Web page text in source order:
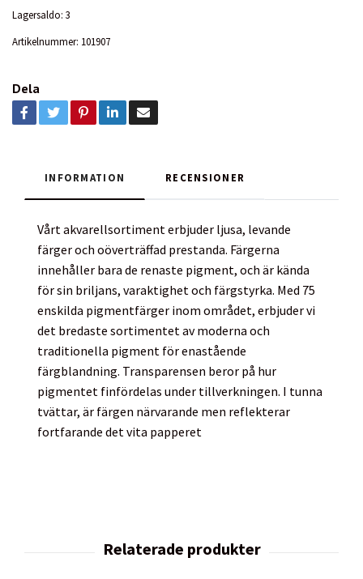
Lagersaldo: 3
Artikelnummer: 101907
Dela
INFORMATION RECENSIONER
Vårt akvarellsortiment erbjuder ljusa, levande
färger och oöverträffad prestanda. Färgerna
innehåller bara de renaste pigment, och är kända
för sin briljans, varaktighet och färgstyrka. Med 75
enskilda pigmentfärger inom området, erbjuder vi
det bredaste sortimentet av moderna och
traditionella pigment för enastående
färgblandning. Transparensen beror på hur
pigmentet finfördelas under tillverkningen. I tunna
tvättar, är färgen närvarande men reflekterar
fortfarande det vita papperet